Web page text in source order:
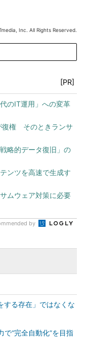
Inc. All Rights Reserved.
[PR]
のIT運用」への変革
復権 そのときランサ
略的データ復旧」の
ンツを高速で生成す
ムウェア対策に必要
by
する存在」ではなくな
“完全自動化”を目指